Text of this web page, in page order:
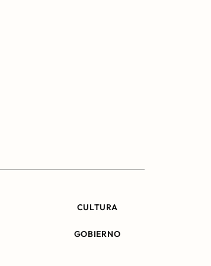
CULTURA
GOBIERNO